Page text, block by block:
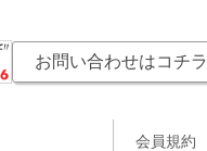
お問い合わせはコチラ
会員規約